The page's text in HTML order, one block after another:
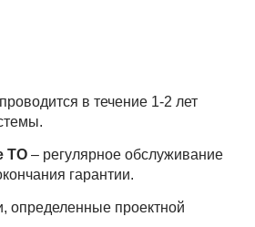
в течение 1-2 лет
ТО – регулярное обслуживание
гарантии.
определенные проектной